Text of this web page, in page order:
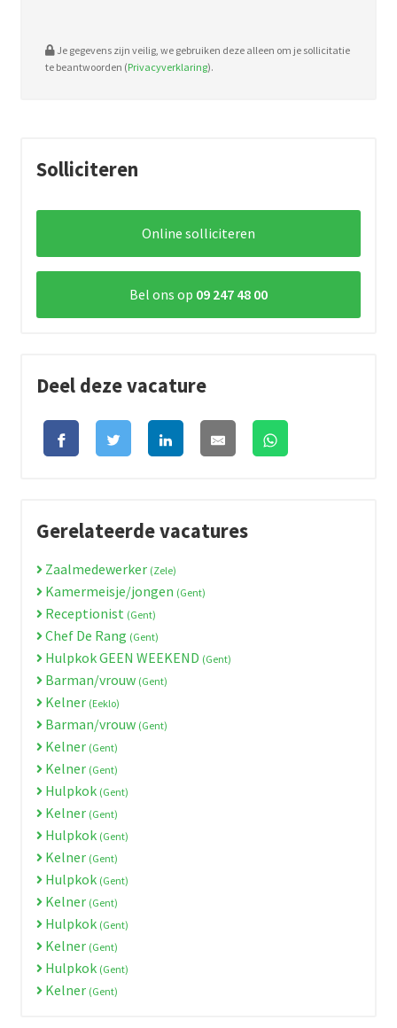
Je gegevens zijn veilig, we gebruiken deze alleen om je sollicitatie
te beantwoorden (Privacyverklaring).
Solliciteren
Online solliciteren
Bel ons op 09 247 48 00
Deel deze vacature
Gerelateerde vacatures
Zaalmedewerker (Zele)
Kamermeisje/jongen (Gent)
Receptionist (Gent)
Chef De Rang (Gent)
Hulpkok GEEN WEEKEND (Gent)
Barman/vrouw (Gent)
Kelner (Eeklo)
Barman/vrouw (Gent)
Kelner (Gent)
Kelner (Gent)
Hulpkok (Gent)
Kelner (Gent)
Hulpkok (Gent)
Kelner (Gent)
Hulpkok (Gent)
Kelner (Gent)
Hulpkok (Gent)
Kelner (Gent)
Hulpkok (Gent)
Kelner (Gent)